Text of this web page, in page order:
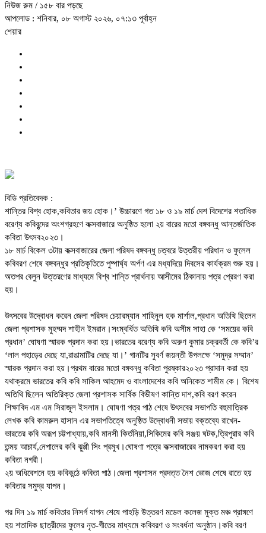
নিউজ রুম / ১৫৮ বার পড়ছে
আপলোড : শনিবার, ০৮ অগাস্ট ২০২৬, ০৭:১৩ পূর্বাহ্ন
শেয়ার
বিডি প্রতিবেদক :
শান্তির বিশ্ব হোক,কবিতার জয় হোক।’ উচ্চারণে গত ১৮ ও ১৯ মার্চ দেশ বিদেশের শতাধিক
বরেণ্য কবিবৃন্দের অংশগ্রহণে কক্সবাজারে অনুষ্ঠিত হলো ২য় বারের মতো বঙ্গবন্ধু আন্তর্জাতিক
কবিতা উৎসব২০২৩।
১৮ মার্চ বিকেল ৩টায় কক্সবাজারের জেলা পরিষদ বঙ্গবন্ধু চত্বরে উত্তরীয় পরিধান ও ফুলেল
কবিবরণ শেষে বঙ্গবন্ধুর প্রতিকৃতিতে পুষ্পার্ঘ্য অর্পণ এর মধ্যদিয়ে দিবসের কার্যক্রম শুরু হয়।
অতপর বেলুন উত্তরণের মাধ্যমে বিশ্ব শান্তি প্রার্থনায় আসীমের ঠিকানায় পত্র প্রেরণ করা
হয়।
উৎসবের উদ্বোধন করেন জেলা পরিষদ চেয়ারম্যান শাহিনুল হক মার্শাল,প্রধান অতিথি ছিলেন
জেলা প্রশাসক মুহম্মদ শাহীন ইমরান।সংম্বর্ধিত অতিথি কবি অসীম সাহা কে ‘সময়ের কবি
প্রধান’ ঘোষণা স্মারক প্রদান করা হয়।ভারতের বরেণ্য কবি অরুণ কুমার চক্রবর্তী কে কবি’র
‘লাল পহাড়ের দেছে যা,রাঙামাটির দেছে যা।’ গানটির সুবর্ণ জয়ন্তী উপলক্ষে ‘সমুদ্র সম্মান’
স্মারক প্রদান করা হয়।প্রথম বারের মতো বঙ্গবন্ধু কবিতা পুরষ্কার২০২৩ প্রাদান করা হয়
যথাক্রমে ভারতের কবি কবি সাকিল আহমেদ ও বাংলাদেশের কবি অনিকেত শামীম কে। বিশেষ
অতিথি ছিলেন অতিরিক্ত জেলা প্রশাসক সার্বিক বিভীষণ কান্তি দাশ,কবি বরণ করেন
শিক্ষাবিদ এম এম সিরাজুল ইসলাম। ঘোষণা পত্র পাঠ শেষে উৎসবের সভাপতি বহুমাত্রিক
লেখক কবি কামরুল হাসান এর সভাপতিত্বে অনুষ্ঠিত উদ্বোধনী সভায় বক্তব্যে রাখেন-
ভারতের কবি অরূপ চট্টপাধ্যায়,কবি মানসী কির্তনিয়া,সিকিমের কবি সঞ্জয় ঘটক,ত্রিপুরার কবি
তন্ময় আচার্য,নেপালের কবি ঝুপ্পী সিং প্রমুখ।ঘোষণা পত্রে কক্সবাজারের নামকরণ করা হয়
কবিতা নগরী।
২য় অধিবেশনে হয় কবিকন্ঠে কবিতা পাঠ।জেলা প্রশাসন প্রদত্ত নৈশ ভোজ শেষে রাতে হয়
কবিতার সমুদ্র যাপন।
পর দিন ১৯ মার্চ কবিতার নিসর্গ যাপন শেষে পাহড়ি উত্তরণ মডেল কলেজ মুক্ত মঞ্চ প্রাঙ্গণে
হয় শতাদিক ছাত্রীদের ফুলের নৃত-গীতের মাধ্যমে কবিবরণ ও সংবর্ধনা অনুষ্ঠান।কবি বরণ